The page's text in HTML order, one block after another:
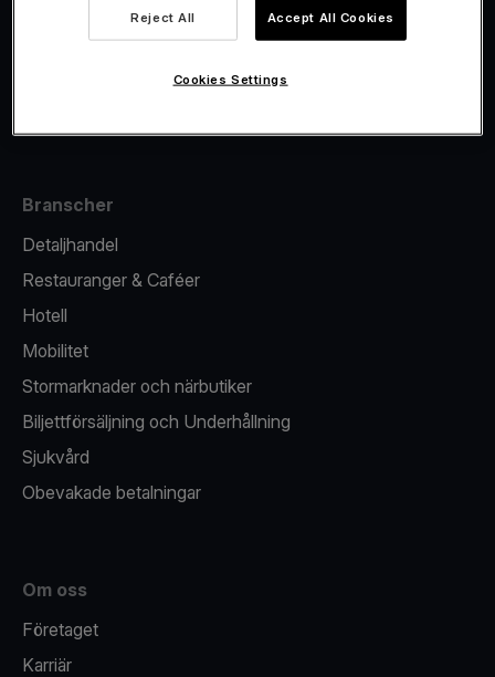
Fiskalisering
Branscher
Detaljhandel
Restauranger & Caféer
Hotell
Mobilitet
Stormarknader och närbutiker
Biljettförsäljning och Underhållning
Sjukvård
Obevakade betalningar
Om oss
Företaget
Karriär
Reject All Accept All Cookies
Cookies Settings